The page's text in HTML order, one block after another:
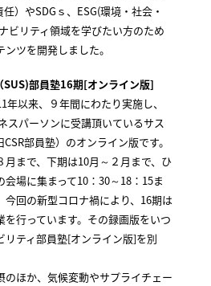
）やSDGｓ、ESG(環境・社会・
ビリティ領域を学びたい方のため
ツを開発しました。
部員塾16期[オンライン版]
以来、９年間にわたり実施し、
スパーソンに受講頂いているサス
部員塾）のオンライン版です。
まで、下期は10月～２月まで、ひ
場に集まって10：30～18：15ま
今回の新型コロナ禍により、16期は
を行っています。その録画版をいつ
リティ部員塾[オンライン版]を別
ほか、気候変動やサプライチェー